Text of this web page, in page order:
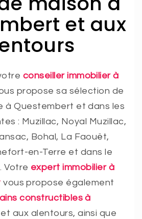
et aux
conseiller immobilier à
propose sa sélection de
à Questembert et dans les
: Muzillac, Noyal Muzillac,
Bohal, La Faouët,
en-Terre et dans le
Votre expert immobilier à
vous propose également
constructibles à
et aux alentours, ainsi que